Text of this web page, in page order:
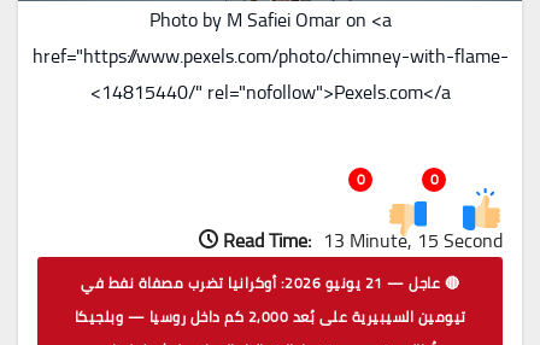
Photo by M Safiei Omar on <a
href="https://www.pexels.com/photo/chimney-with-flame-
14815440/" rel="nofollow">Pexels.com</a>
0
0
Read Time: 13 Minute, 15 Second
🔴 عاجل — 21 يونيو 2026: أوكرانيا تضرب مصفاة نفط في
تيومين السيبيرية على بُعد 2,000 كم داخل روسيا — وبلجيكا